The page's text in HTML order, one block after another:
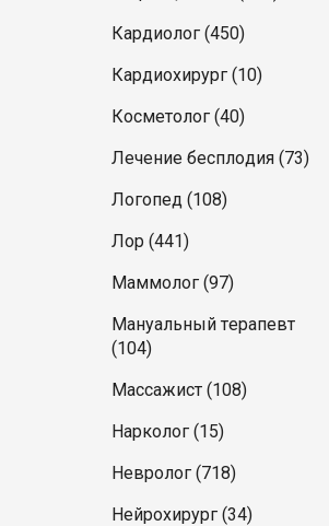
Кардиолог (450)
Кардиохирург (10)
Косметолог (40)
Лечение бесплодия (73)
Логопед (108)
Лор (441)
Маммолог (97)
Мануальный терапевт
(104)
Массажист (108)
Нарколог (15)
Невролог (718)
Нейрохирург (34)